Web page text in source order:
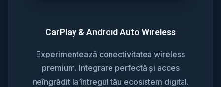
CarPlay & Android Auto Wireless
Experimentează conectivitatea wireless
premium. Integrare perfectă și acces
neîngrădit la întregul tău ecosistem digital.